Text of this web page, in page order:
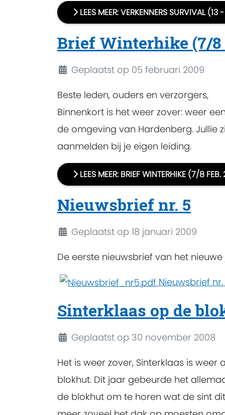
LEES MEER: VERKENNERS SURVIVAL (13
Brief Winterhike (7/8
DetailsGeplaatst op 05 februari 2009
Beste leden, ouders en verzorgers,
Binnenkort is het weer zover: weer
de omgeving van Hardenberg. Jullie
aanmelden bij je eigen leiding.
LEES MEER: BRIEF WINTERHIKE (7/8
Nieuwsbrief nr. 5
DetailsGeplaatst op 18 januari 2009
De eerste nieuwsbrief van het
Nieuwsbrief nr.
Sinterklaas op de
DetailsGeplaatst op 30 november 2008
Het is weer zover, Sinterklaas is
blokhut. Dit jaar gebeurde het
de blokhut om te horen wat de sint